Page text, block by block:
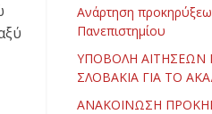
Ανάρτηση
Πανεπιστημίου
ΥΠΟΒΟΛΗ ΑΙΤΗΣΕΩΝ
ΣΛΟΒΑΚΙΑ ΓΙΑ ΤΟ
ΑΝΑΚΟΙΝΩΣΗ